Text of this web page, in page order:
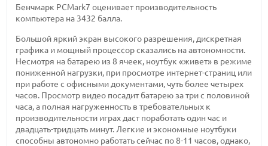
Бенчмарк PCMark7 оценивает производительность
компьютера на 3432 балла.
Большой яркий экран высокого разрешения, дискретная
графика и мощный процессор сказались на автономности.
Несмотря на батарею из 8 ячеек, ноутбук «живет» в режиме
пониженной нагрузки, при просмотре интернет-страниц или
при работе с офисными документами, чуть более четырех
часов. Просмотр видео посадит батарею за три с половиной
часа, а полная нагруженность в требовательных к
производительности играх даст поработать один час и
двадцать-тридцать минут. Легкие и экономные ноутбуки
способны автономно работать сейчас по 8-11 часов, однако,